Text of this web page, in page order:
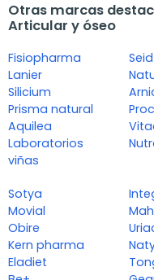
Otras marcas
Articular y óseo
Fisiopharma
Lanier
Silicium
Prisma natural
Aquilea
Laboratorios
viñas
Seid
Sotya
Movial
Obire
Kern pharma
Eladiet